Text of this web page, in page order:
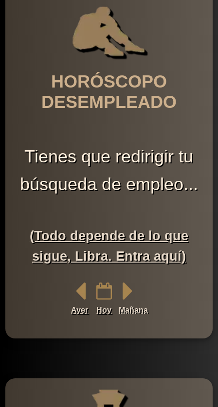
HORÓSCOPO
DESEMPLEADO
Tienes que redirigir tu
búsqueda de empleo...
(Todo depende de lo que
sigue, Libra. Entra aquí)
Ayer Hoy Mañana